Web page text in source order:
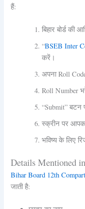
हैं:
बिहार बोर्ड की
“BSEB Inter
करें।
अपना Roll
Roll Number
“Submit”
स्क्रीन पर
भविष्य के लिए
Details Mentioned
Bihar Board 12th
जाती है: